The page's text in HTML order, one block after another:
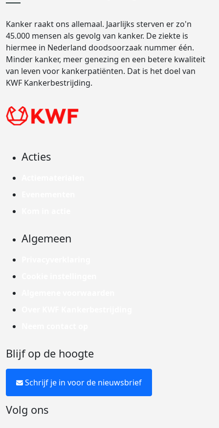
Kanker raakt ons allemaal. Jaarlijks sterven er zo'n
45.000 mensen als gevolg van kanker. De ziekte is
hiermee in Nederland doodsoorzaak nummer één.
Minder kanker, meer genezing en een betere kwaliteit
van leven voor kankerpatiënten. Dat is het doel van
KWF Kankerbestrijding.
Acties
Algemeen
Blijf op de hoogte
Schrijf je in voor de nieuwsbrief
Volg ons